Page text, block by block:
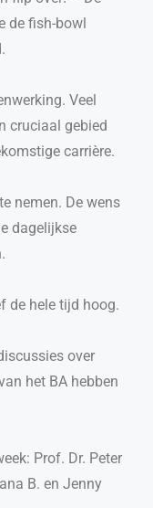
de fish-bowl
Veel
cruciaal gebied
carrière.
nemen. De wens
dagelijkse
de hele tijd hoog.
over
het BA hebben
Prof. Dr. Peter
B. en Jenny